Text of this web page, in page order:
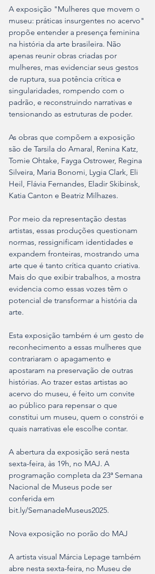
A exposição "Mulheres que movem o
museu: práticas insurgentes no acervo"
propõe entender a presença feminina
na história da arte brasileira. Não
apenas reunir obras criadas por
mulheres, mas evidenciar seus gestos
de ruptura, sua potência crítica e
singularidades, rompendo com o
padrão, e reconstruindo narrativas e
tensionando as estruturas de poder.
As obras que compõem a exposição
são de Tarsila do Amaral, Renina Katz,
Tomie Ohtake, Fayga Ostrower, Regina
Silveira, Maria Bonomi, Lygia Clark, Eli
Heil, Flávia Fernandes, Eladir Skibinsk,
Katia Canton e Beatriz Milhazes.
Por meio da representação destas
artistas, essas produções questionam
normas, ressignificam identidades e
expandem fronteiras, mostrando uma
arte que é tanto crítica quanto criativa.
Mais do que exibir trabalhos, a mostra
evidencia como essas vozes têm o
potencial de transformar a história da
arte.
Esta exposição também é um gesto de
reconhecimento a essas mulheres que
contrariaram o apagamento e
apostaram na preservação de outras
histórias. Ao trazer estas artistas ao
acervo do museu, é feito um convite
ao público para repensar o que
constitui um museu, quem o constrói e
quais narrativas ele escolhe contar.
A abertura da exposição será nesta
sexta-feira, às 19h, no MAJ. A
programação completa da 23ª Semana
Nacional de Museus pode ser
conferida em
bit.ly/SemanadeMuseus2025.
Nova exposição no porão do MAJ
A artista visual Márcia Lepage também
abre nesta sexta-feira, no Museu de